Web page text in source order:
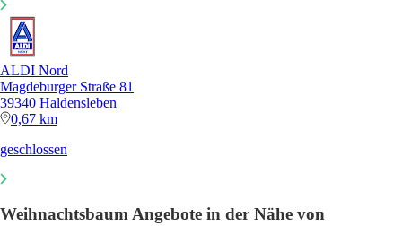
ALDI Nord
Magdeburger Straße 81
39340 Haldensleben
0,67 km
geschlossen
Weihnachtsbaum Angebote in der Nähe von